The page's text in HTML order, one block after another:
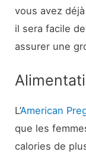
vous avez
il sera facile
assurer une
L’American
que les
calories de